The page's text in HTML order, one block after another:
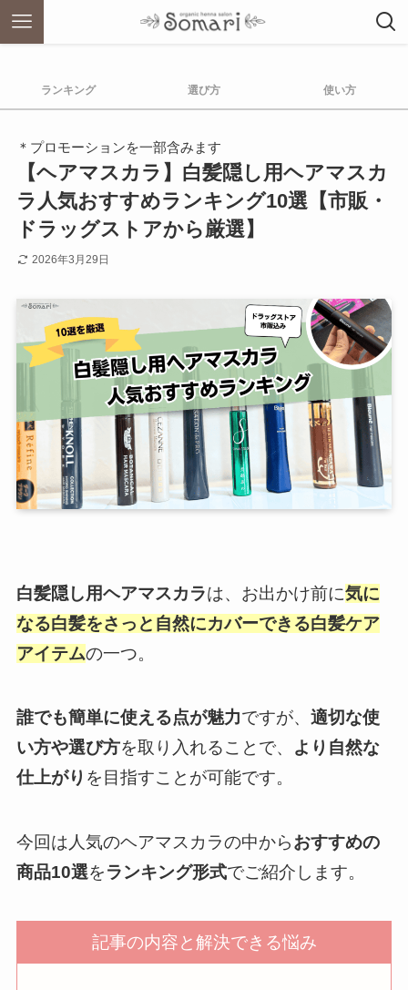
ランキング 選び方 使い方
＊プロモーションを一部含みます
【ヘアマスカラ】白髪隠し用ヘアマスカ
ラ人気おすすめランキング10選【市販・
ドラッグストアから厳選】
2026年3月29日
白髪隠し用ヘアマスカラは、お出かけ前に気に
なる白髪をさっと自然にカバーできる白髪ケア
アイテムの一つ。
誰でも簡単に使える点が魅力ですが、 適切な使
い方や選び方を取り入れることで、 より自然な
仕上がり を目指すことが可能です。
今回は人気のヘアマスカラの中からおすすめの
商品10選をランキング形式でご紹介します。
記事の内容と解決できる悩み